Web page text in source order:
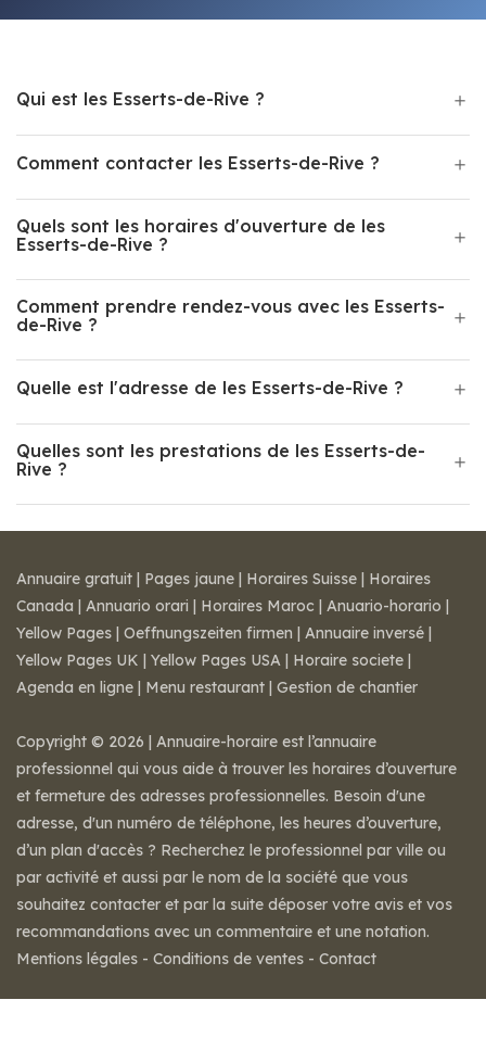
Qui est les Esserts-de-Rive ?
Comment contacter les Esserts-de-Rive ?
Quels sont les horaires d'ouverture de les
Esserts-de-Rive ?
Comment prendre rendez-vous avec les Esserts-
de-Rive ?
Quelle est l'adresse de les Esserts-de-Rive ?
Quelles sont les prestations de les Esserts-de-
Rive ?
Annuaire gratuit | Pages jaune | Horaires Suisse | Horaires
Canada | Annuario orari | Horaires Maroc | Anuario-horario |
Yellow Pages | Oeffnungszeiten firmen | Annuaire inversé |
Yellow Pages UK | Yellow Pages USA | Horaire societe |
Agenda en ligne | Menu restaurant | Gestion de chantier
Copyright © 2026 | Annuaire-horaire est l’annuaire
professionnel qui vous aide à trouver les horaires d’ouverture
et fermeture des adresses professionnelles. Besoin d'une
adresse, d'un numéro de téléphone, les heures d’ouverture,
d’un plan d'accès ? Recherchez le professionnel par ville ou
par activité et aussi par le nom de la société que vous
souhaitez contacter et par la suite déposer votre avis et vos
recommandations avec un commentaire et une notation.
Mentions légales - Conditions de ventes - Contact